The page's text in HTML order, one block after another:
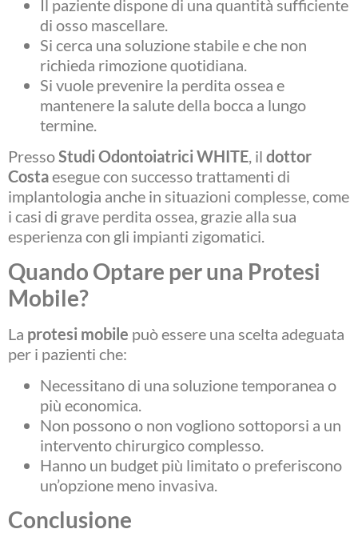
Il paziente dispone di una quantità sufficiente
di osso mascellare.
Si cerca una soluzione stabile e che non
richieda rimozione quotidiana.
Si vuole prevenire la perdita ossea e
mantenere la salute della bocca a lungo
termine.
PressoStudi Odontoiatrici WHITE, il dottor
Costaesegue con successo trattamenti di
implantologia anche in situazioni complesse, come
i casi di grave perdita ossea, grazie alla sua
esperienza con gli impianti zigomatici.
Quando Optare per una Protesi
Mobile?
La protesi mobile può essere una scelta adeguata
per i pazienti che:
Necessitano di una soluzione temporanea o
più economica.
Non possono o non vogliono sottoporsi a un
intervento chirurgico complesso.
Hanno un budget più limitato o preferiscono
un’opzione meno invasiva.
Conclusione